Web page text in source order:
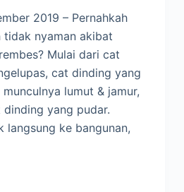
2019 – Pernahkah
tidak nyaman akibat
Mulai dari cat
cat dinding yang
lumut & jamur,
yang pudar.
langsung ke bangunan,